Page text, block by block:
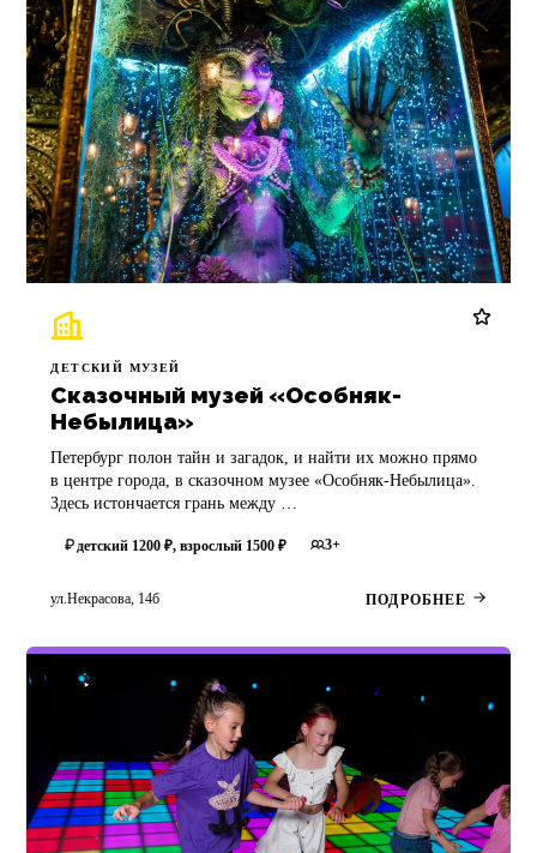
ДЕТСКИЙ МУЗЕЙ
Сказочный музей «Особняк-
Небылица»
Петербург полон тайн и загадок, и найти их можно прямо
в центре города, в сказочном музее «Особняк-Небылица».
Здесь истончается грань между …
детский 1200 ₽, взрослый 1500 ₽ 3+
ул.Некрасова, 14б ПОДРОБНЕЕ